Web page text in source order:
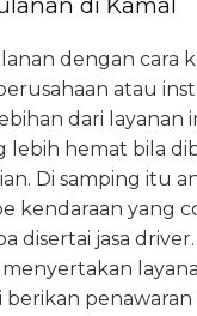
dengan cara
atau
dari layanan
lebih hemat bila
Di samping itu
kendaraan yang
disertai jasa
berikan